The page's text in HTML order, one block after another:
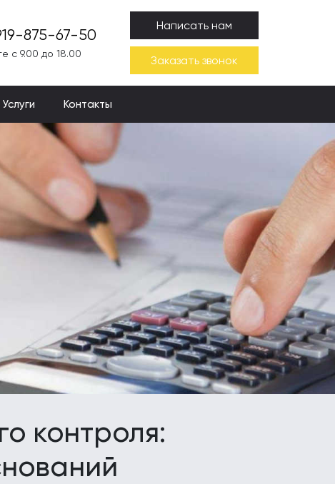
875-67-50
с 9.00 до 18.00
Написать нам
Заказать звонок
Услуги Контакты
контроля: